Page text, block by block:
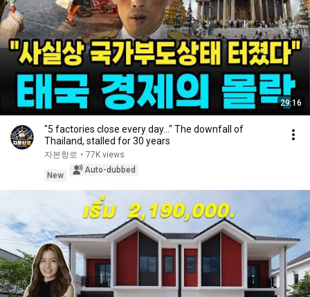
29:16
"5 factories close every day..." The downfall of
Thailand, stalled for 30 years
자본항로 • 77K views
New
Auto-dubbed